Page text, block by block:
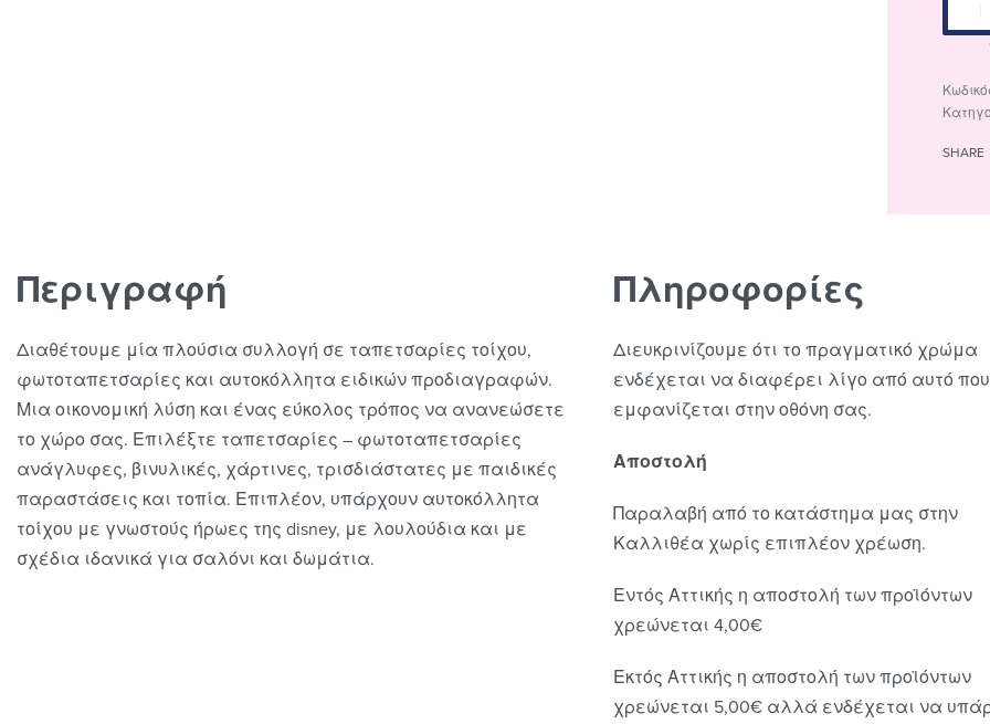
SHARE
Περιγραφή
Διαθέτουμε μία πλούσια συλλογή σε ταπετσαρίες τοίχου,
φωτοταπετσαρίες και αυτοκόλλητα ειδικών προδιαγραφών.
Μια οικονομική λύση και ένας εύκολος τρόπος να ανανεώσετε
το χώρο σας. Επιλέξτε ταπετσαρίες – φωτοταπετσαρίες
ανάγλυφες, βινυλικές, χάρτινες, τρισδιάστατες με παιδικές
παραστάσεις και τοπία. Επιπλέον, υπάρχουν αυτοκόλλητα
τοίχου με γνωστούς ήρωες της disney, με λουλούδια και με
σχέδια ιδανικά για σαλόνι και δωμάτια.
Πληροφορίες
Διευκρινίζουμε ότι το πραγματικό χρώμα
ενδέχεται να διαφέρει λίγο από αυτό που
εμφανίζεται στην οθόνη σας.
Αποστολή
Παραλαβή από το κατάστημα μας στην
Καλλιθέα χωρίς επιπλέον χρέωση.
Εντός Αττικής η αποστολή των προϊόντων
χρεώνεται 4,00€
Εκτός Αττικής η αποστολή των προϊόντων
χρεώνεται 5,00€ αλλά ενδέχεται να